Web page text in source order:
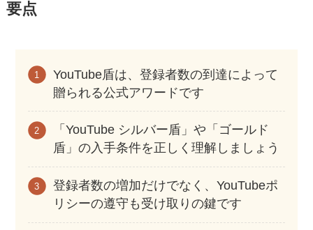
要点
YouTube盾は、登録者数の到達によって
贈られる公式アワードです
「YouTube シルバー盾」や「ゴールド
盾」の入手条件を正しく理解しましょう
登録者数の増加だけでなく、YouTubeポ
リシーの遵守も受け取りの鍵です